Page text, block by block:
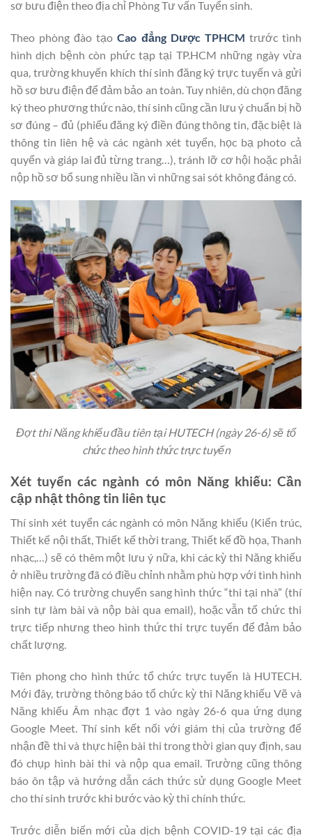
sơ bưu điện theo địa chỉ Phòng Tư vấn Tuyển sinh.
Theo phòng đào tạoCao đẳng Dược TPHCM trước tình
hình dịch bệnh còn phức tạp tại TP.HCM những ngày vừa
qua, trường khuyến khích thí sinh đăng ký trực tuyến và gửi
hồ sơ bưu điện để đảm bảo an toàn. Tuy nhiên, dù chọn đăng
ký theo phương thức nào, thí sinh cũng cần lưu ý chuẩn bị hồ
sơ đúng – đủ (phiếu đăng ký điền đúng thông tin, đặc biệt là
thông tin liên hệ và các ngành xét tuyển, học bạ photo cả
quyển và giáp lai đủ từng trang…), tránh lỡ cơ hội hoặc phải
nộp hồ sơ bổ sung nhiều lần vì những sai sót không đáng có.
Đợt thi Năng khiếu đầu tiên tại HUTECH (ngày 26-6) sẽ tổ
chức theo hình thức trực tuyến
Xét tuyển các ngành có môn Năng khiếu: Cần
cập nhật thông tin liên tục
Thí sinh xét tuyển các ngành có môn Năng khiếu (Kiến trúc,
Thiết kế nội thất, Thiết kế thời trang, Thiết kế đồ họa, Thanh
nhạc,…) sẽ có thêm một lưu ý nữa, khi các kỳ thi Năng khiếu
ở nhiều trường đã có điều chỉnh nhằm phù hợp với tình hình
hiện nay. Có trường chuyển sang hình thức “thi tại nhà” (thí
sinh tự làm bài và nộp bài qua email), hoặc vẫn tổ chức thi
trực tiếp nhưng theo hình thức thi trực tuyến để đảm bảo
chất lượng.
Tiên phong cho hình thức tổ chức trực tuyến là HUTECH.
Mới đây, trường thông báo tổ chức kỳ thi Năng khiếu Vẽ và
Năng khiếu Âm nhạc đợt 1 vào ngày 26-6 qua ứng dụng
Google Meet. Thí sinh kết nối với giám thị của trường để
nhận đề thi và thực hiện bài thi trong thời gian quy định, sau
đó chụp hình bài thi và nộp qua email. Trường cũng thông
báo ôn tập và hướng dẫn cách thức sử dụng Google Meet
cho thí sinh trước khi bước vào kỳ thi chính thức.
Trước diễn biến mới của dịch bệnh COVID-19 tại các địa